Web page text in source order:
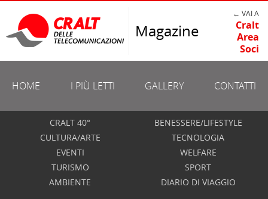
Magazine
← VAI A
Cralt
Area
Soci
HOME I PIÙ LETTI GALLERY CONTATTI
CRALT 40°
CULTURA/ARTE
EVENTI
TURISMO
AMBIENTE
BENESSERE/LIFESTYLE
TECNOLOGIA
WELFARE
SPORT
DIARIO DI VIAGGIO